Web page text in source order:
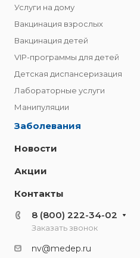
Услуги на дому
Вакцинация взрослых
Вакцинация детей
VIP-программы для детей
Детская диспансеризация
Лабораторные услуги
Манипуляции
Заболевания
Новости
Акции
Контакты
8 (800) 222-34-02
Заказать звонок
nv@medep.ru